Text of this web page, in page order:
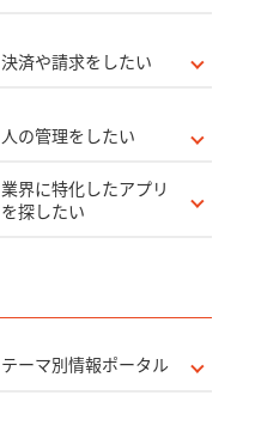
決済や請求をしたい
人の管理をしたい
業界に特化したアプリ
を探したい
テーマ別情報ポータル